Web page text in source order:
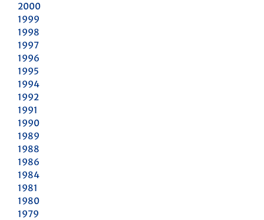
2000
1999
1998
1997
1996
1995
1994
1992
1991
1990
1989
1988
1986
1984
1981
1980
1979